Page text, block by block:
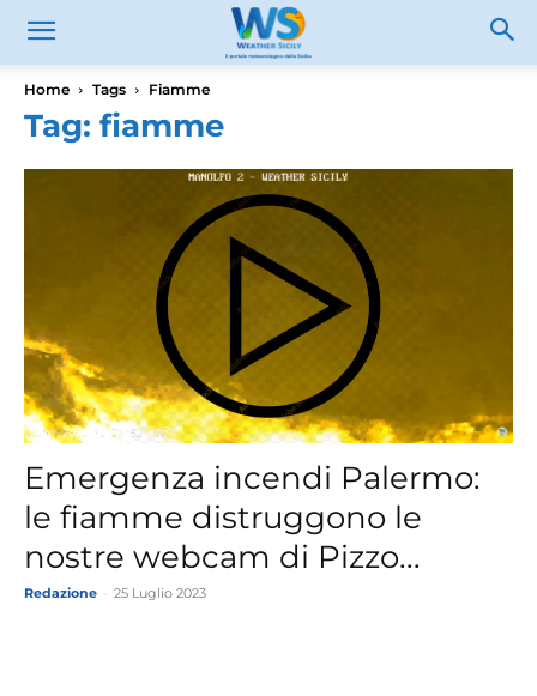
Home Tags Fiamme
Tag: fiamme
Emergenza incendi Palermo:
le fiamme distruggono le
nostre webcam di Pizzo...
Redazione 25 Luglio 2023